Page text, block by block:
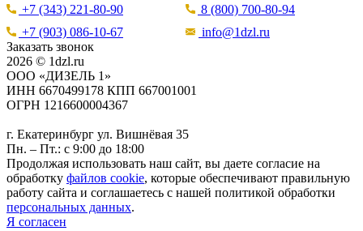
+7 (343) 221-80-90
8 (800) 700-80-94
+7 (903) 086-10-67
info@1dzl.ru
Заказать звонок
2026 © 1dzl.ru
ООО «ДИЗЕЛЬ 1»
ИНН 6670499178 КПП 667001001
ОГРН 1216600004367
г. Екатеринбург ул. Вишнёвая 35
Пн. – Пт.: с 9:00 до 18:00
Продолжая использовать наш сайт, вы даете согласие на
обработку файлов cookie, которые обеспечивают правильную
работу сайта и соглашаетесь с нашей политикой обработки
персональных данных.
Я согласен